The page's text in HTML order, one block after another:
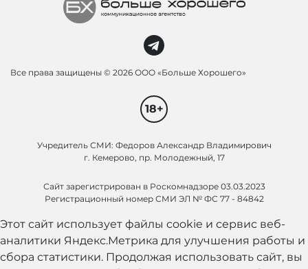
Все права защищены © 2026 ООО «Больше Хорошего»
18+
Учредитель СМИ: Федоров Александр Владимирович
г. Кемерово, пр. Молодежный, 17
Сайт зарегистрирован в Роскомнадзоре 03.03.2023
Регистрационный номер СМИ ЭЛ № ФС 77 - 84842
Этот сайт использует файлы cookie и сервис веб-
аналитики Яндекс.Метрика для улучшения работы и
сбора статистики. Продолжая использовать сайт, вы